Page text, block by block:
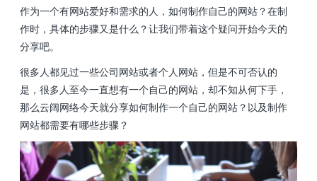
作为一个有网站爱好和需求的人，如何制作自己的网站？在制
作时，具体的步骤又是什么？让我们带着这个疑问开始今天的
分享吧。
很多人都见过一些公司网站或者个人网站，但是不可否认的
是，很多人至今一直想有一个自己的网站，却不知从何下手，
那么云阔网络今天就分享如何制作一个自己的网站？以及制作
网站都需要有哪些步骤？